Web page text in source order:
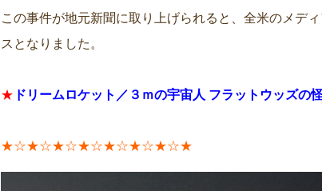
この事件が地元新聞に取り上げられると、全米のメデ
スとなりました。
★ ドリームロケット／３ｍの宇宙人 フラットウッズの
★☆★☆★☆★☆★☆★☆★☆★